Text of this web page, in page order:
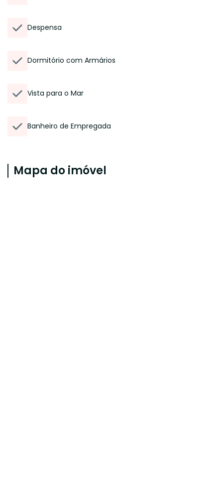
Despensa
Dormitório com Armários
Vista para o Mar
Banheiro de Empregada
Mapa do imóvel